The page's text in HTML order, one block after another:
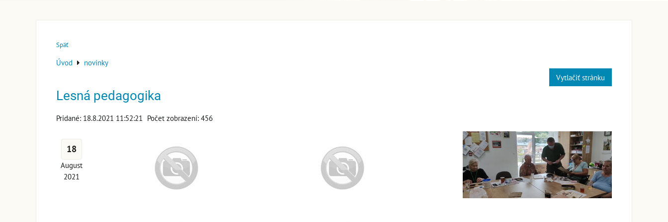
Späť
Úvod
novinky
Vytlačiť stránku
Lesná pedagogika
Pridané: 18.8.2021 11:52:21 Počet zobrazení: 456
18
August
2021